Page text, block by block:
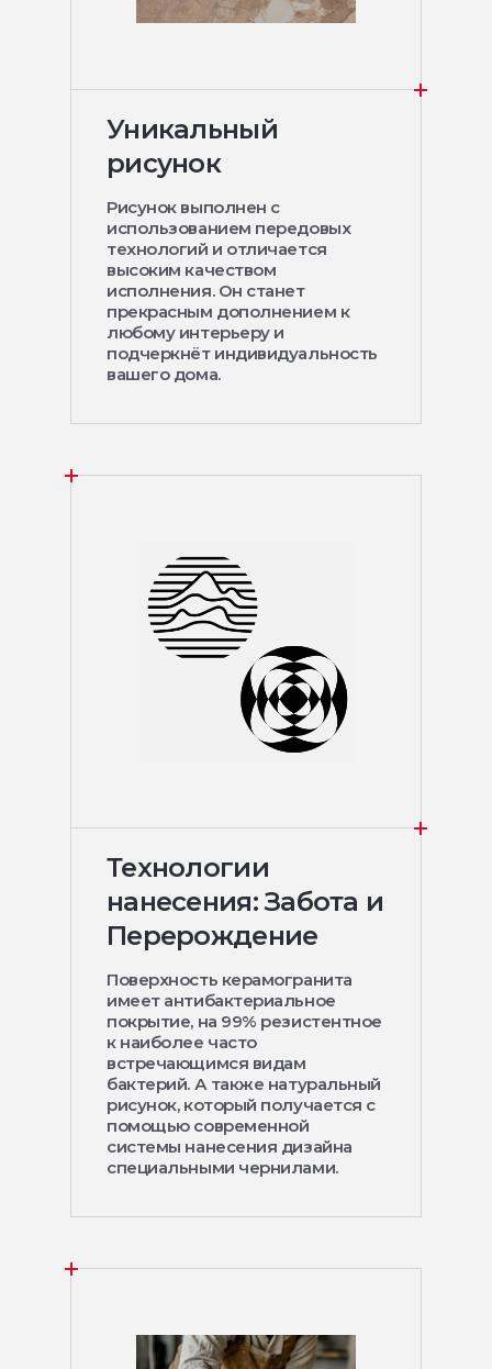
Уникальный
рисунок
Рисунок выполнен с
использованием передовых
технологий и отличается
высоким качеством
исполнения. Он станет
прекрасным дополнением к
любому интерьеру и
подчеркнёт индивидуальность
вашего дома.
Технологии
нанесения: Забота и
Перерождение
Поверхность керамогранита
имеет антибактериальное
покрытие, на 99% резистентное
к наиболее часто
встречающимся видам
бактерий. А также натуральный
рисунок, который получается с
помощью современной
системы нанесения дизайна
специальными чернилами.